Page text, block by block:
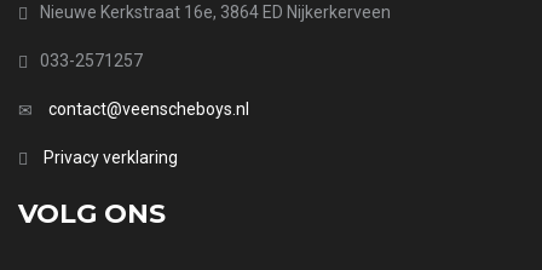
Nieuwe Kerkstraat 16e, 3864 ED Nijkerkerveen
033-2571257
contact@veenscheboys.nl
Privacy verklaring
VOLG ONS